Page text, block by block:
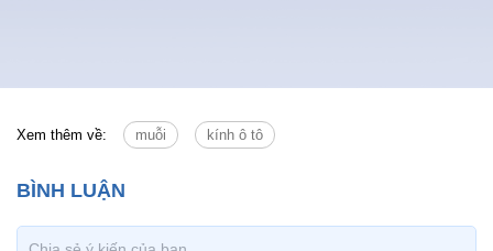
Xem thêm về: muỗi kính ô tô